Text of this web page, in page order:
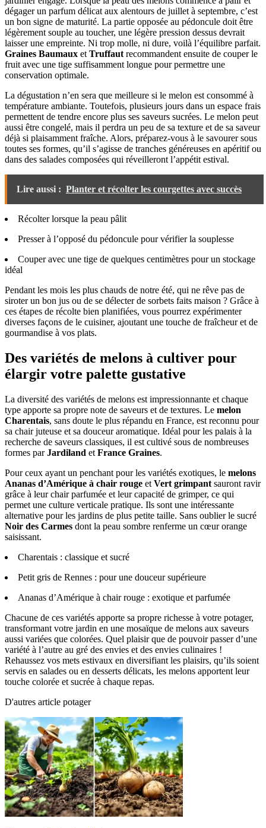
dégager un parfum délicat aux alentours de juillet à septembre, c’est
un bon signe de maturité. La partie opposée au pédoncule doit être
légèrement souple au toucher, une légère pression dessus devrait
laisser une empreinte. Ni trop molle, ni dure, voilà l’équilibre parfait.
Graines Baumaux et Truffaut recommandent ensuite de couper le
fruit avec une tige suffisamment longue pour permettre une
conservation optimale.
La dégustation n’en sera que meilleure si le melon est consommé à
température ambiante. Toutefois, plusieurs jours dans un espace frais
permettent de tendre encore plus ses saveurs sucrées. Le melon peut
aussi être congelé, mais il perdra un peu de sa texture et de sa saveur
déjà si plaisamment fraîche. Alors, préparez-vous à le savourer sous
toutes ses formes, qu’il s’agisse de tranches généreuses en apéritif ou
dans des salades composées qui réveilleront l’appétit estival.
Lire aussi : Planter et récolter les courgettes avec succès
Récolter lorsque la peau pâlit
Presser à l’opposé du pédoncule pour vérifier la souplesse
Couper avec une tige de quelques centimètres pour un stockage
idéal
Pendant les mois les plus chauds de notre été, qui ne rêve pas de
siroter un bon jus ou de se délecter de sorbets faits maison ? Grâce à
ces étapes de récolte bien planifiées, vous pourrez expérimenter
diverses façons de le cuisiner, ajoutant une touche de fraîcheur et de
gourmandise à vos plats.
Des variétés de melons à cultiver pour
élargir votre palette gustative
La diversité des variétés de melons est impressionnante et chaque
type apporte sa propre note de saveurs et de textures. Le melon
Charentais, sans doute le plus répandu en France, est reconnu pour
sa chair juteuse et sa douceur aromatique. Idéal pour les palais à la
recherche de saveurs classiques, il est cultivé sous de nombreuses
formes parJardiland et France Graines.
Pour ceux ayant un penchant pour les variétés exotiques, le melons
Ananas d’Amérique à chair rouge et Vert grimpant sauront ravir
grâce à leur chair parfumée et leur capacité de grimper, ce qui
permet une culture verticale pratique. Ils sont une intéressante
alternative pour les jardins de plus petite taille. Sans oublier le sucré
Noir des Carmes dont la peau sombre renferme un cœur orange
saisissant.
Charentais : classique et sucré
Petit gris de Rennes : pour une douceur supérieure
Ananas d’Amérique à chair rouge : exotique et parfumée
Chacune de ces variétés apporte sa propre richesse à votre potager,
transformant votre jardin en une mosaïque de melons aux saveurs
aussi variées que colorées. Quel plaisir que de pouvoir passer d’une
variété à l’autre au gré des envies et des envies culinaires !
Rehaussez vos mets estivaux en diversifiant les plaisirs, qu’ils soient
servis en salades ou en desserts délicats, les melons apportent leur
touche colorée et sucrée à chaque repas.
D'autres article potager